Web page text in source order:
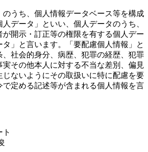
のうち、個人情報データベース等を構成
データ」といい、個人データのうち、
開示・訂正等の権限を有する個人デー
タ」と言います。「要配慮個人情報」と
、社会的身分、病歴、犯罪の経歴、犯罪
実その他本人に対する不当な差別、偏見
じないようにその取扱いに特に配慮を要
で定める記述等が含まれる個人情報を言